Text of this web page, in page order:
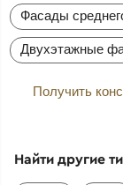
Фасады
Двухэтажные
Получить
Найти другие